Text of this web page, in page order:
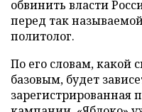
обвинить власти
перед так
политолог.
По его словам, какой
базовым, будет
зарегистрированная